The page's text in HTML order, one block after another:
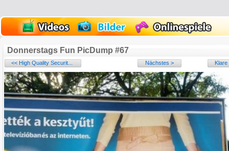
Donnerstags Fun PicDump #67
<< High Quality Securit... Nächstes > Klare
#1